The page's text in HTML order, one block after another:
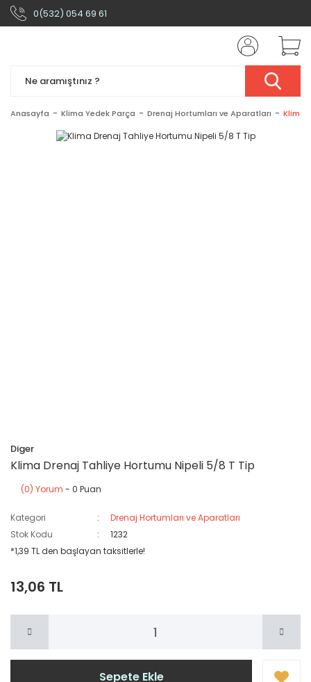
0(532) 054 69 61
Anasayfa Klima Yedek Parça Drenaj Hortumları ve Aparatları Klima
Diger
Klima Drenaj Tahliye Hortumu Nipeli 5/8 T Tip
(0) Yorum - 0 Puan
Kategori
Drenaj Hortumları ve Aparatları
Stok Kodu
1232
*1,39 TL den başlayan taksitlerle!
13,06 TL
Sepete Ekle